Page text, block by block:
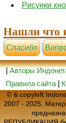
Рисунки
Нашли что
Cпасибо
|Авторы
Правила сайта
© & copyleft
2007 - 2025.